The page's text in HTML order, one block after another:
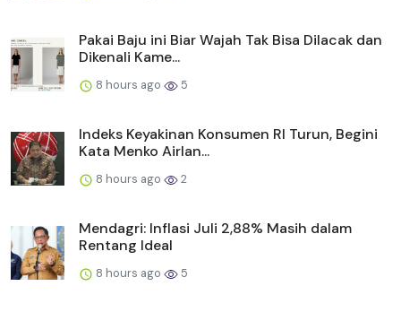
Pakai Baju ini Biar Wajah Tak Bisa Dilacak dan
Dikenali Kame...
8 hours ago 5
Indeks Keyakinan Konsumen RI Turun, Begini
Kata Menko Airlan...
8 hours ago 2
Mendagri: Inflasi Juli 2,88% Masih dalam
Rentang Ideal
8 hours ago 5